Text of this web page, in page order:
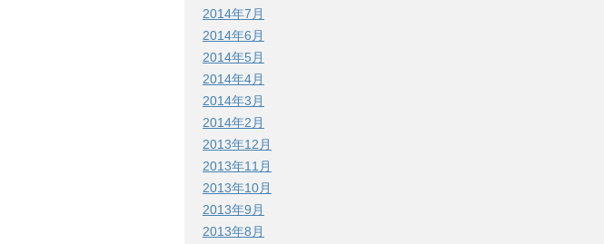
2014年7月
2014年6月
2014年5月
2014年4月
2014年3月
2014年2月
2013年12月
2013年11月
2013年10月
2013年9月
2013年8月